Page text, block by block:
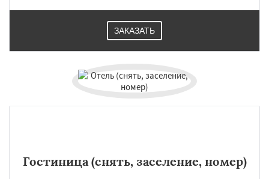
ЗАКАЗАТЬ
Гостиница (снять, заселение, номер)